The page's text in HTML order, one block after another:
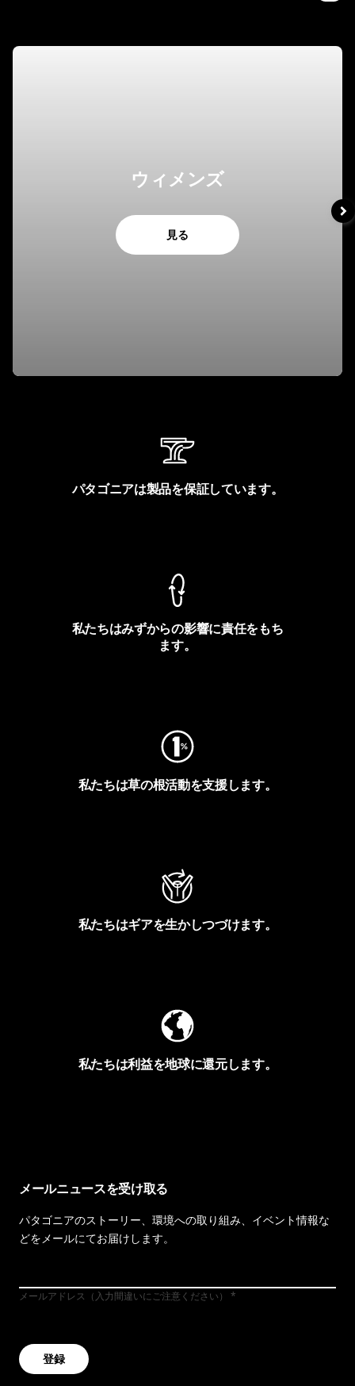
ウィメンズ
見る
パタゴニアは製品を保証しています。
私たちはみずからの影響に責任をもち
ます。
私たちは草の根活動を支援します。
私たちはギアを生かしつづけます。
私たちは利益を地球に還元します。
メールニュースを受け取る
パタゴニアのストーリー、環境への取り組み、イベント情報な
どをメールにてお届けします。
メールアドレス（入力間違いにご注意ください）
登録